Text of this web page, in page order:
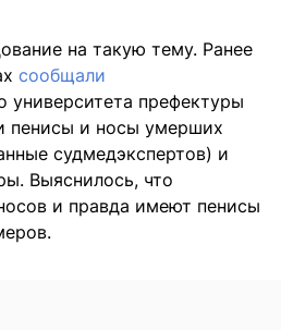
на такую тему. Ранее
сообщали
университета префектуры
пенисы и носы умерших
судмедэкспертов) и
Выяснилось, что
и правда имеют пенисы